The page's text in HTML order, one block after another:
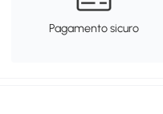
Pagamento sicuro